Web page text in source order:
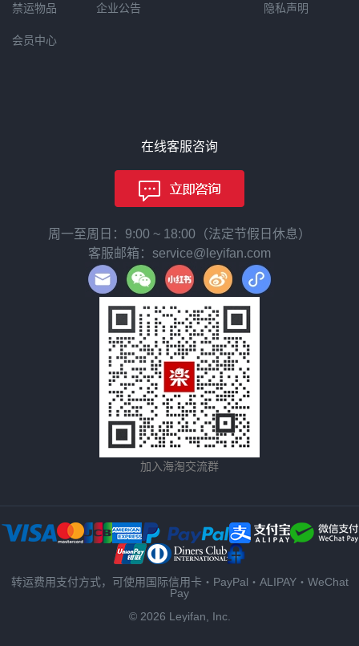
禁运物品
会员中心
企业公告 隐私声明
在线客服咨询
周一至周日：9:00 ~ 18:00（法定节假日休息）
客服邮箱：service@leyifan.com
加入海淘交流群
转运费用支付方式，可使用国际信用卡・PayPal・ALIPAY・WeChat
Pay
© 2026 Leyifan, Inc.